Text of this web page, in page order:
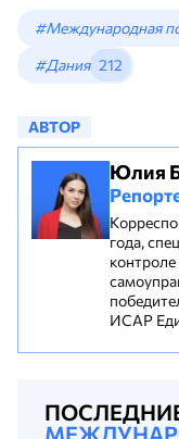
#Международная
#Дания 212
АВТОР
Юлия
года,
ИСАР